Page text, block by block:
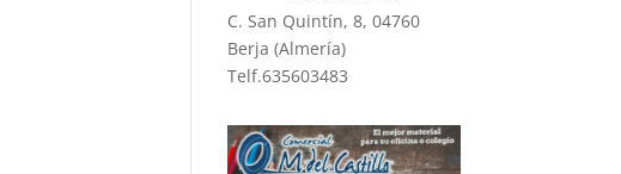
C. San Quintín, 8, 04760
Berja (Almería)
Telf.635603483